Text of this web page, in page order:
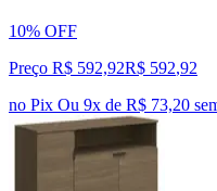
10% OFF
Preço R$ 592,92R$ 592,92
no Pix Ou 9x de R$ 73,20